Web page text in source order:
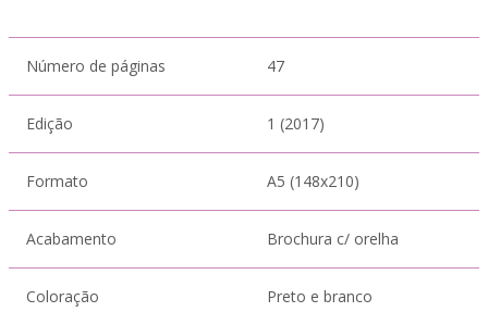
Número de páginas 47
Edição 1 (2017)
Formato A5 (148x210)
Acabamento Brochura c/ orelha
Coloração Preto e branco